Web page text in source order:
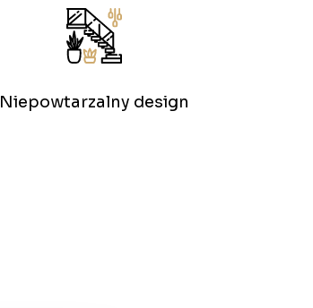
Niepowtarzalny design